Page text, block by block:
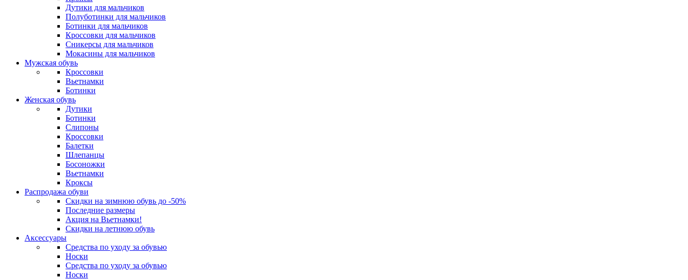
Дутики для мальчиков
Полуботинки для мальчиков
Ботинки для мальчиков
Кроссовки для мальчиков
Сникерсы для мальчиков
Мокасины для мальчиков
Мужская обувь
Кроссовки
Вьетнамки
Ботинки
Женская обувь
Дутики
Ботинки
Слипоны
Кроссовки
Балетки
Шлепанцы
Босоножки
Вьетнамки
Кроксы
Распродажа обуви
Скидки на зимнюю обувь до -50%
Последние размеры
Акция на Вьетнамки!
Скидки на летнюю обувь
Аксессуары
Средства по уходу за обувью
Носки
Средства по уходу за обувью
Носки